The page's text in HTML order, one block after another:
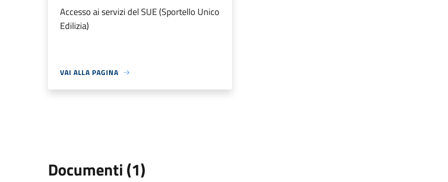
Accesso ai servizi del SUE (Sportello Unico
Edilizia)
VAI ALLA PAGINA
Documenti (1)